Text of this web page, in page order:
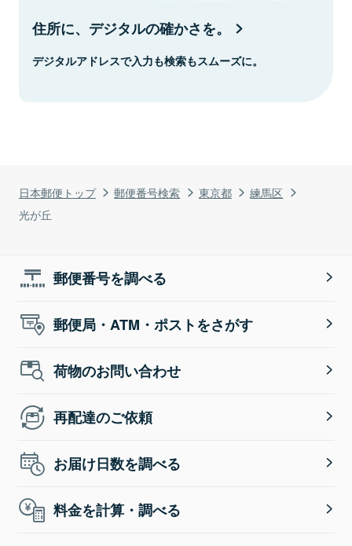
日本郵便トップ 郵便番号検索 東京都
練馬区
光が丘
住所に、デジタルの確かさを。
デジタルアドレスで入力も検索もスムーズに。
郵便番号を調べる
郵便局・ATM・ポストをさがす
荷物のお問い合わせ
再配達のご依頼
お届け日数を調べる
料金を計算・調べる